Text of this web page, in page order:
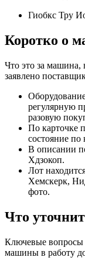
Гиобкс Тру
Коротко о
Что это за машина,
заявлено
регулярную
разовую
По карточке
состояние
В описании
Хдзокоп.
Лот
Хемскерк,
фото.
Что
Ключевые вопросы
машины в работу